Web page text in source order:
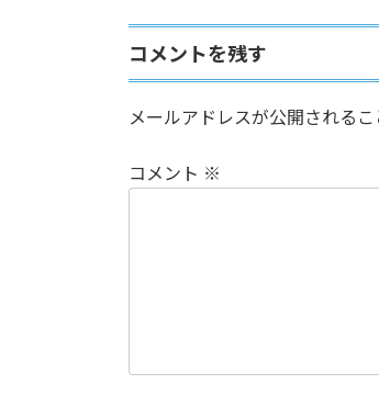
コメントを残す
メールアドレスが公開されるこ
コメント ※